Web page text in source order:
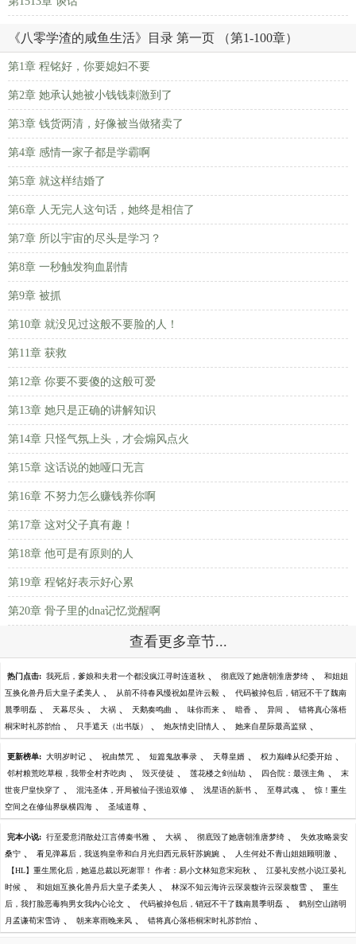
《八零学渣的咸鱼生活》目录 第一页 （第1-100章）
第1章 程铭好，你要媳妇不要
第2章 她承认她被小钱钱刺激到了
第3章 钱货两清，好像被当做猪卖了
第4章 感情一家子都是学霸啊
第5章 就这样结婚了
第6章 人无完人这句话，她终是相信了
第7章 所以宇宙的尽头是学习？
第8章 一秒触发狗血剧情
第9章 被抓
第10章 就没见过这般不要脸的人！
第11章 获救
第12章 你要不要傻的这般可爱
第13章 她只是正确的讲解知识
第14章 只怪气氛上头，才会煽风点火
第15章 这话说的她哑口无言
第16章 不努力怎么赚钱养你啊
第17章 这对父子真有趣！
第18章 他可是有原则的人
第19章 程铭好表示好心累
第20章 骨子里的dna记忆觉醒啊
查看更多章节...
热门点击: 我死后，爹娘和夫君一个都没疯江寻时连道秋 、 彻底毁了她唐朝淮唐梦绮 、 和姐姐
互换化兽丹后大皇子柔美人 、 从前不待春风慢祝如星许云毅 、 代码被掉包后，销冠不干了魏南
晨季明磊 、 天幕尽头 、 大祸 、 天鹅奏鸣曲 、 味你而来 、 暗香 、 异间 、 错将真心落梧
桐宋时礼苏韵怡 、 只手遮天（出书版） 、 炮灰情史旧情人 、 她来自星际最高监狱 、
更新榜单: 大明岁时记 、 祝由禁咒 、 短篇鬼故事录 、 天尊皇婿 、 权力巅峰从纪委开始 、
邻村粮荒吃草根，我带全村齐吃肉 、 毁灭使徒 、 莲花楼之剑仙劫 、 四合院：最强主角 、 末
世丧尸皇快穿了 、 混沌圣体，开局被仙子强迫双修 、 浅星语的新书 、 至尊武魂 、 惊！重生
空间之在修仙界纵横四海 、 圣域道尊 、
完本小说: 行至爱意消散处江言傅秦书雅 、 大祸 、 彻底毁了她唐朝淮唐梦绮 、 失效攻略裴安
桑宁 、 看见弹幕后，我送狗皇帝和白月光归西元辰轩苏婉婉 、 人生何处不青山姐姐顾明澈 、
【HL】重生黑化后，她逼总裁以死谢罪！ 作者：易小文林知意宋宛秋 、 江晏礼安然小说江晏礼
时候 、 和姐姐互换化兽丹后大皇子柔美人 、 林深不知云海许云琛裴馥许云琛裴馥雪 、 重生
后，我打脸恶毒狗男女我内心论文 、 代码被掉包后，销冠不干了魏南晨季明磊 、 鹤别空山踏明
月孟谦荀宋雪诗 、 朝来寒雨晚来风 、 错将真心落梧桐宋时礼苏韵怡 、